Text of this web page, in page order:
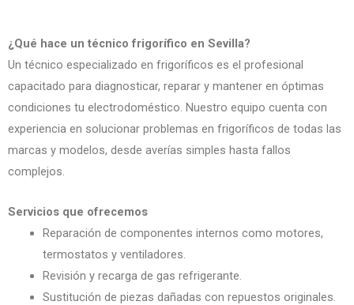
¿Qué hace un técnico frigorífico en Sevilla?
Un técnico especializado en frigoríficos es el profesional
capacitado para diagnosticar, reparar y mantener en óptimas
condiciones tu electrodoméstico. Nuestro equipo cuenta con
experiencia en solucionar problemas en frigoríficos de todas las
marcas y modelos, desde averías simples hasta fallos
complejos.
Servicios que ofrecemos
Reparación de componentes internos como motores,
termostatos y ventiladores.
Revisión y recarga de gas refrigerante.
Sustitución de piezas dañadas con repuestos originales.